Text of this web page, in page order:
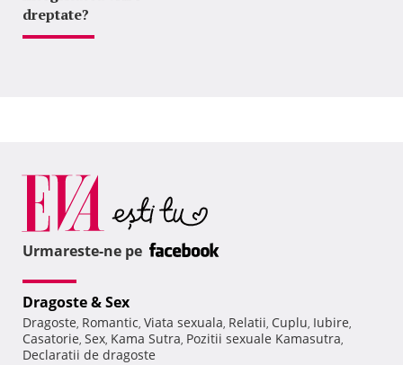
dreptate?
Urmareste-ne pe
Dragoste & Sex
Dragoste, Romantic, Viata sexuala, Relatii, Cuplu, Iubire,
Casatorie, Sex, Kama Sutra, Pozitii sexuale Kamasutra,
Declaratii de dragoste